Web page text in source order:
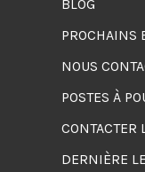
BLOG
PROCHAINS
NOUS
POSTES À
CONTACTER
DERNIÈRE